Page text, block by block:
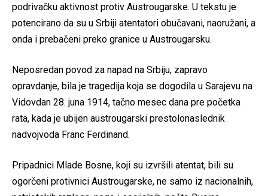
podrivačku aktivnost protiv Austrougarske. U tekstu je
potencirano da su u Srbiji atentatori obučavani, naoružani, a
onda i prebačeni preko granice u Austrougarsku.
Neposredan povod za napad na Srbiju, zapravo
opravdanje, bila je tragedija koja se dogodila u Sarajevu na
Vidovdan 28. juna 1914, tačno mesec dana pre početka
rata, kada je ubijen austrougarski prestolonaslednik
nadvojvoda Franc Ferdinand.
Pripadnici Mlade Bosne, koji su izvršili atentat, bili su
ogorčeni protivnici Austrougarske, ne samo iz nacionalnih,